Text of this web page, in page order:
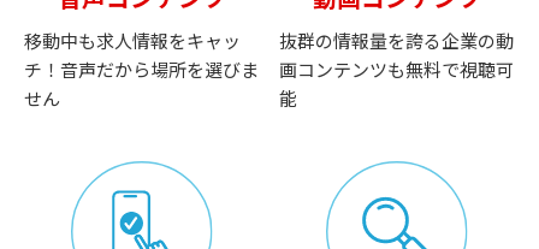
移動中も求人情報をキャッ
チ！音声だから場所を選びま
せん
抜群の情報量を誇る企業の動
画コンテンツも無料で視聴可
能